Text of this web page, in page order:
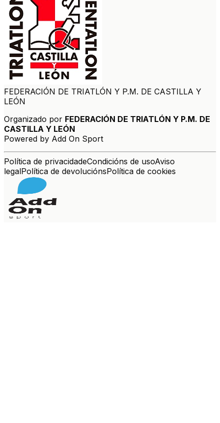
FEDERACIÓN DE TRIATLÓN Y P.M. DE CASTILLA Y
LEÓN
Organizado por FEDERACIÓN DE TRIATLÓN Y P.M. DE
CASTILLA Y LEÓN
Powered by Add On Sport
Política de privacidadeCondicións de usoAviso
legalPolítica de devoluciónsPolítica de cookies